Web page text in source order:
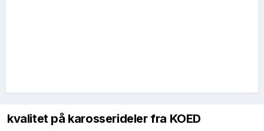
kvalitet på karosserideler fra KOED